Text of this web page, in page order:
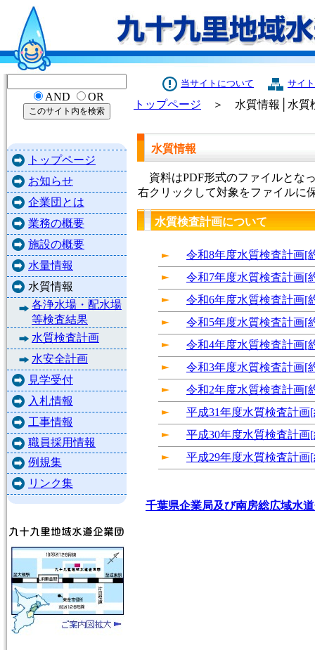
AND OR
トップページ
お知らせ
企業団とは
業務の概要
施設の概要
水量情報
水質情報
各浄水場・配水場
等検査結果
水質検査計画
水安全計画
見学受付
入札情報
工事情報
職員採用情報
例規集
リンク集
当サイトについて サイ
トップページ ＞ 水質情報│水質
水質情報
資料はPDF形式のファイルとな
右クリックして対象をファイルに
水質検査計画について
令和8年度水質検査計画[
令和7年度水質検査計画[
令和6年度水質検査計画[
令和5年度水質検査計画[
令和4年度水質検査計画[
令和3年度水質検査計画[
令和2年度水質検査計画[
平成31年度水質検査計画
平成30年度水質検査計画
平成29年度水質検査計画
千葉県企業局及び南房総広域水